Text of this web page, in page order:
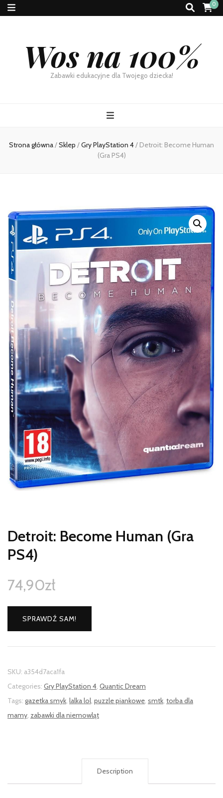
0
Wos na 100%
Zabawki edukacyjne dla Twojego dziecka!
Strona główna/Sklep /Gry PlayStation 4/ Detroit: Become Human
(Gra PS4)
Detroit: Become Human (Gra
PS4)
74,90zł
SPRAWDŹ SAM!
SKU: a354d7aca1fa
Categories: Gry PlayStation 4, Quantic Dream
Tags: gazetka smyk, lalka lol, puzzle piankowe, smtk, torba dla
mamy, zabawki dla niemowląt
Description